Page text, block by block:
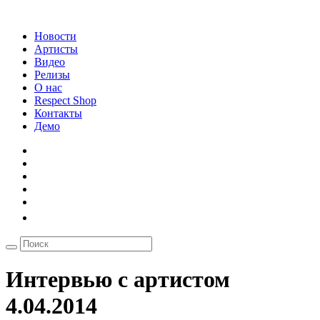
Новости
Артисты
Видео
Релизы
О нас
Respect Shop
Контакты
Демо
Интервью с артистом
4.04.2014